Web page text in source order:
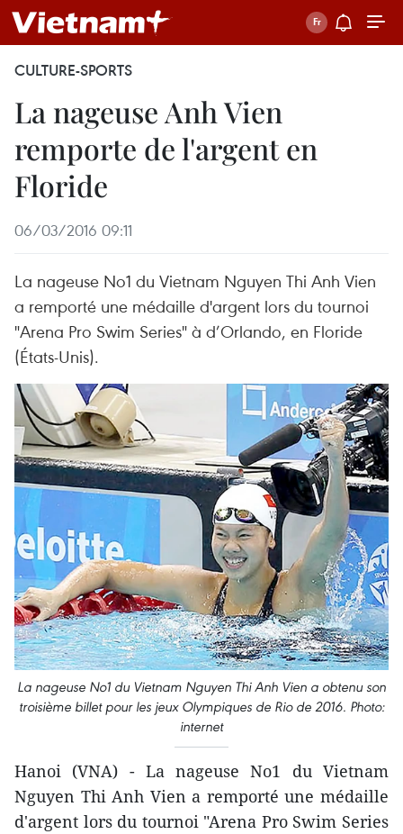
CULTURE-SPORTS
La nageuse Anh Vien
remporte de l'argent en
Floride
06/03/2016 09:11
La nageuse No1 du Vietnam Nguyen Thi Anh Vien
a remporté une médaille d'argent lors du tournoi ​
"Arena Pro Swim Series​" à d’Orlando, en Floride
(États-Unis).
La nageuse No1 du Vietnam Nguyen Thi Anh Vien a obtenu son
troisième ​billet pour les jeux Olympiques de Rio de 2016. Photo:
internet
Hano​i (VNA) - La nageuse No1 du Vietnam
Nguyen Thi Anh Vien a remporté une médaille
d'argent lors du tournoi ​"Arena Pro Swim Series​